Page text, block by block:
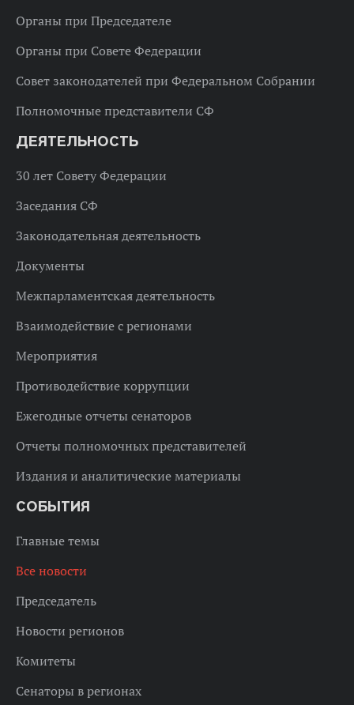
Органы при Председателе
Органы при Совете Федерации
Совет законодателей при Федеральном Собрании
Полномочные представители СФ
ДЕЯТЕЛЬНОСТЬ
30 лет Совету Федерации
Заседания СФ
Законодательная деятельность
Документы
Межпарламентская деятельность
Взаимодействие с регионами
Мероприятия
Противодействие коррупции
Ежегодные отчеты сенаторов
Отчеты полномочных представителей
Издания и аналитические материалы
СОБЫТИЯ
Главные темы
Все новости
Председатель
Новости регионов
Комитеты
Сенаторы в регионах